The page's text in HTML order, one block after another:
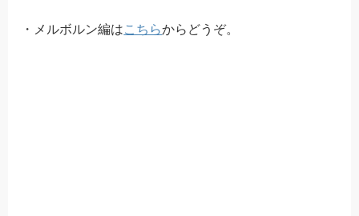
・メルボルン編はこちらからどうぞ。